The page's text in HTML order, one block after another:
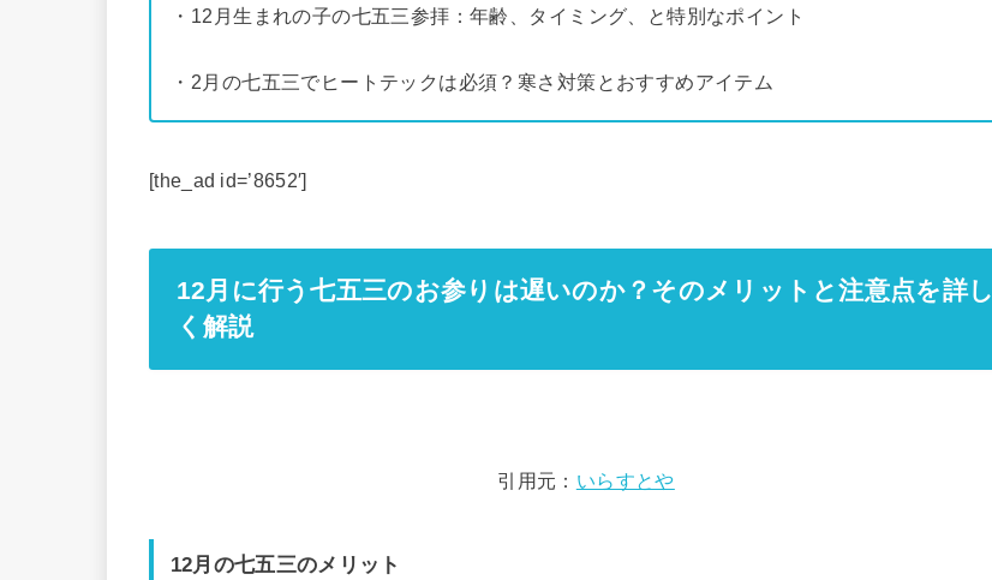
・12月生まれの子の七五三参拝：年齢、タイミング、と特別なポイント
・2月の七五三でヒートテックは必須？寒さ対策とおすすめアイテム
[the_ad id=’8652′]
12月に行う七五三のお参りは遅いのか？そのメリットと注意点を詳し
く解説
引用元： いらすとや
12月の七五三のメリット